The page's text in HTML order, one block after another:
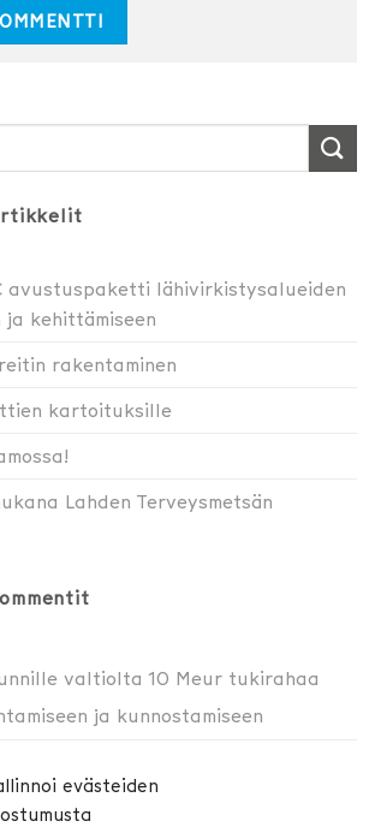
evästeiden
avustuspaketti lähivirkistysalueiden
ja kehittämiseen
rakentaminen
kartoituksille
Lahden Terveysmetsän
valtiolta 10 Meur tukirahaa
ja kunnostamiseen
valtiolta 10 Meur tukirahaa
ja kunnostamiseen